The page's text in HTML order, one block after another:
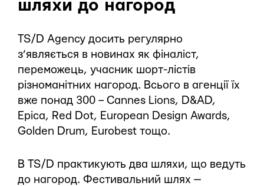
шляхи до нагород
TS/D Agency досить регулярно
з’являється в новинах як фіналіст,
переможець, учасник шорт-лістів
різноманітних нагород. Всього в агенції їх
вже понад 300 – Cannes Lions, D&AD,
Epica, Red Dot, European Design Awards,
Golden Drum, Eurobest тощо.
В TS/D практикують два шляхи, що ведуть
до нагород. Фестивальний шлях —